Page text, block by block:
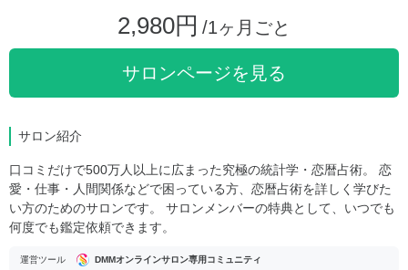
2,980円 /1ヶ月ごと
サロンページを見る
サロン紹介
口コミだけで500万人以上に広まった究極の統計学・恋暦占術。 恋
愛・仕事・人間関係などで困っている方、恋暦占術を詳しく学びた
い方のためのサロンです。 サロンメンバーの特典として、いつでも
何度でも鑑定依頼できます。
運営ツール DMMオンラインサロン専用コミュニティ